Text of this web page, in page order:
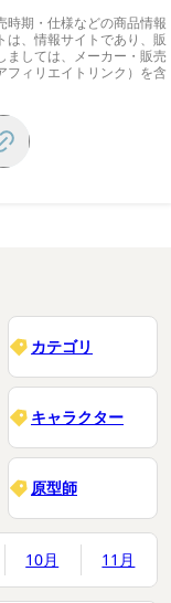
時期・仕様などの商品情報
は、情報サイトであり、販
ましては、メーカー・販売
フィリエイトリンク）を含
カテゴリ
キャラクター
原型師
10月 11月